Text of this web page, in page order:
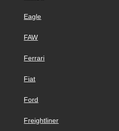
Eagle
FAW
Ferrari
Fiat
Ford
Freightliner